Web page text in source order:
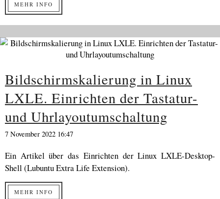
MEHR INFO
Bildschirmskalierung in Linux
LXLE. Einrichten der Tastatur-
und Uhrlayoutumschaltung
7 November 2022 16:47
Ein Artikel über das Einrichten der Linux LXLE-Desktop-
Shell (Lubuntu Extra Life Extension).
MEHR INFO